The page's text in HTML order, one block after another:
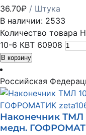
36.70₽ / Штука
В наличии: 2533
Количество товара
10-6 КВТ 60908
В корзину
Российская
Наконечник ТМЛ
медн.